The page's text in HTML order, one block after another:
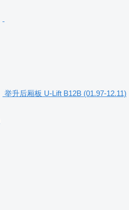
举升后厢板 U-Lift B12B (01.97-12.11)